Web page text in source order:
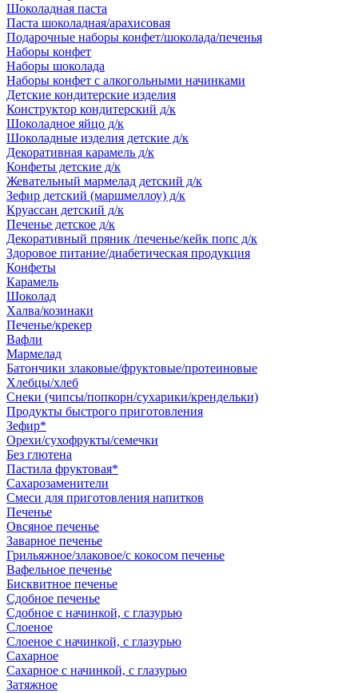
Шоколадная паста
Паста шоколадная/арахисовая
Подарочные наборы конфет/шоколада/печенья
Наборы конфет
Наборы шоколада
Наборы конфет с алкогольными начинками
Детские кондитерские изделия
Конструктор кондитерский д/к
Шоколадное яйцо д/к
Шоколадные изделия детские д/к
Декоративная карамель д/к
Конфеты детские д/к
Жевательный мармелад детский д/к
Зефир детский (маршмеллоу) д/к
Круассан детский д/к
Печенье детское д/к
Декоративный пряник /печенье/кейк попс д/к
Здоровое питание/диабетическая продукция
Конфеты
Карамель
Шоколад
Халва/козинаки
Печенье/крекер
Вафли
Мармелад
Батончики злаковые/фруктовые/протеиновые
Хлебцы/хлеб
Снеки (чипсы/попкорн/сухарики/крендельки)
Продукты быстрого приготовления
Зефир*
Орехи/сухофрукты/семечки
Без глютена
Пастила фруктовая*
Сахарозаменители
Смеси для приготовления напитков
Печенье
Овсяное печенье
Заварное печенье
Грильяжное/злаковое/с кокосом печенье
Вафельное печенье
Бисквитное печенье
Сдобное печенье
Сдобное с начинкой, с глазурью
Слоеное
Слоеное с начинкой, с глазурью
Сахарное
Сахарное с начинкой, с глазурью
Затяжное